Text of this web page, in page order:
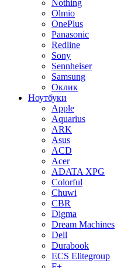
Nothing
Olmio
OnePlus
Panasonic
Redline
Sony
Sennheiser
Samsung
Оклик
Ноутбуки
Apple
Aquarius
ARK
Asus
ACD
Acer
ADATA XPG
Colorful
Chuwi
CBR
Digma
Dream Machines
Dell
Durabook
ECS Elitegroup